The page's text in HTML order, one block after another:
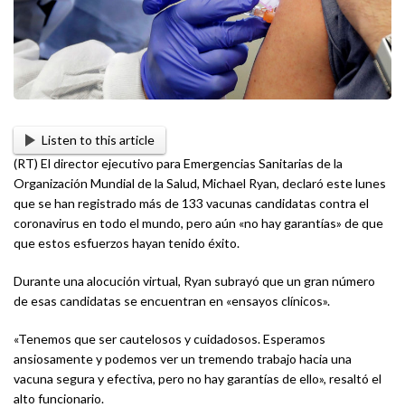
Listen to this article
(RT) El director ejecutivo para Emergencias Sanitarias de la
Organización Mundial de la Salud, Michael Ryan, declaró este lunes
que se han registrado más de 133 vacunas candidatas contra el
coronavirus en todo el mundo, pero aún «no hay garantías» de que
que estos esfuerzos hayan tenido éxito.
Durante una alocución virtual, Ryan subrayó que un gran número
de esas candidatas se encuentran en «ensayos clínicos».
«Tenemos que ser cautelosos y cuidadosos. Esperamos
ansiosamente y podemos ver un tremendo trabajo hacia una
vacuna segura y efectiva, pero no hay garantías de ello», resaltó el
alto funcionario.